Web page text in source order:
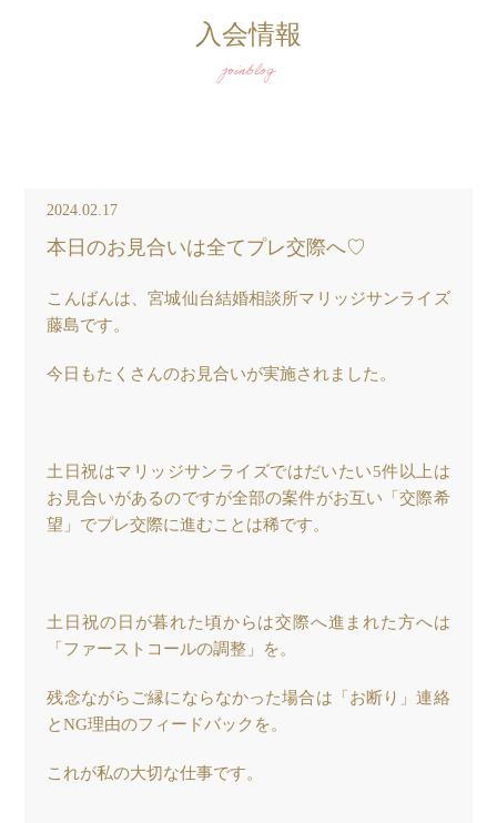
入会情報
joinblog
2024.02.17
本日のお見合いは全てプレ交際へ♡
こんばんは、宮城仙台結婚相談所マリッジサンライズ
藤島です。
今日もたくさんのお見合いが実施されました。
土日祝はマリッジサンライズではだいたい5件以上は
お見合いがあるのですが全部の案件がお互い「交際希
望」でプレ交際に進むことは稀です。
土日祝の日が暮れた頃からは交際へ進まれた方へは
「ファーストコールの調整」を。
残念ながらご縁にならなかった場合は「お断り」連絡
とNG理由のフィードバックを。
これが私の大切な仕事です。